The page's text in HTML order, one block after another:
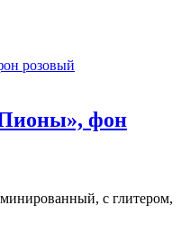
фон
с глитером,